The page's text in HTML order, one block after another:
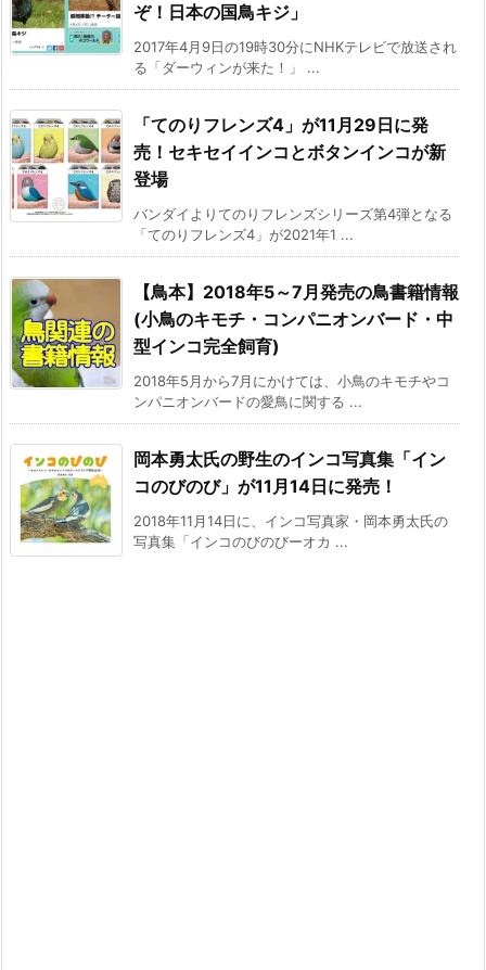
ぞ！日本の国鳥キジ」
2017年4月9日の19時30分にNHKテレビで放送され
る「ダーウィンが来た！」 ...
「てのりフレンズ4」が11月29日に発
売！セキセイインコとボタンインコが新
登場
バンダイよりてのりフレンズシリーズ第4弾となる
「てのりフレンズ4」が2021年1 ...
【鳥本】2018年5～7月発売の鳥書籍情報
(小鳥のキモチ・コンパニオンバード・中
型インコ完全飼育)
2018年5月から7月にかけては、小鳥のキモチやコ
ンパニオンバードの愛鳥に関する ...
岡本勇太氏の野生のインコ写真集「イン
コのびのび」が11月14日に発売！
2018年11月14日に、インコ写真家・岡本勇太氏の
写真集「インコのびのびーオカ ...